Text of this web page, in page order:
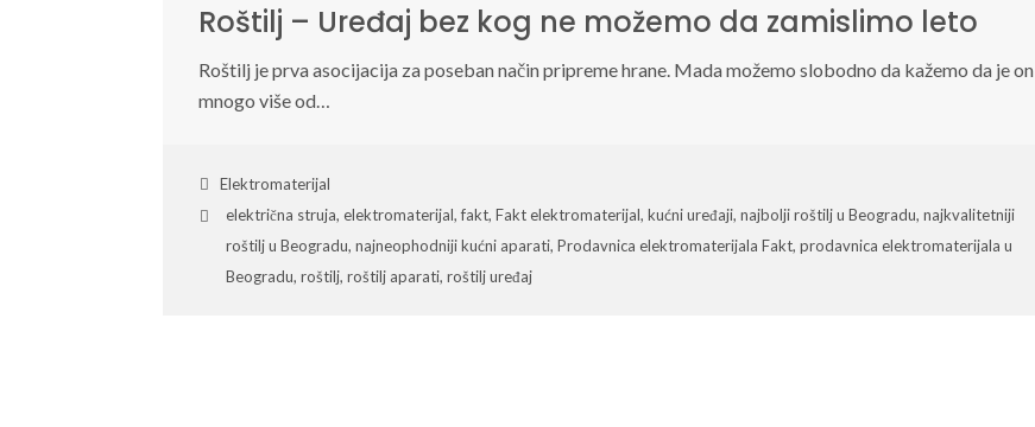
Roštilj – Uređaj bez kog ne možemo da zamislimo leto
Roštilj je prva asocijacija za poseban način pripreme hrane. Mada možemo slobodno da kažemo da je on
mnogo više od…
Elektromaterijal
električna struja,elektromaterijal,fakt,Fakt elektromaterijal,kućni uređaji,najbolji roštilj u Beogradu,najkvalitetniji
roštilj u Beogradu,najneophodniji kućni aparati,Prodavnica elektromaterijala Fakt,prodavnica elektromaterijala u
Beogradu,roštilj,roštilj aparati,roštilj uređaj